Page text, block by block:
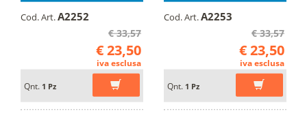
Cod. Art.A2252
€ 33,57
€ 23,50
iva esclusa
Qnt. 1 Pz
Cod. Art.A2253
€ 33,57
€ 23,50
iva esclusa
Qnt. 1 Pz